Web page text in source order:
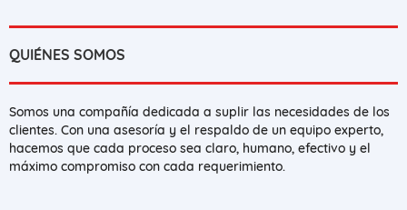
QUIÉNES SOMOS
Somos una compañía dedicada a suplir las necesidades de los
clientes. Con una asesoría y el respaldo de un equipo experto,
hacemos que cada proceso sea claro, humano, efectivo y el
máximo compromiso con cada requerimiento.